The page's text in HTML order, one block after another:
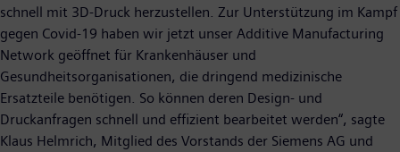
schnell mit 3D-Druck herzustellen. Zur Unterstützung im Kampf
gegen Covid-19 haben wir jetzt unser Additive Manufacturing
Network geöffnet für Krankenhäuser und
Gesundheitsorganisationen, die dringend medizinische
Ersatzteile benötigen. So können deren Design- und
Druckanfragen schnell und effizient bearbeitet werden“, sagte
Klaus Helmrich, Mitglied des Vorstands der Siemens AG und